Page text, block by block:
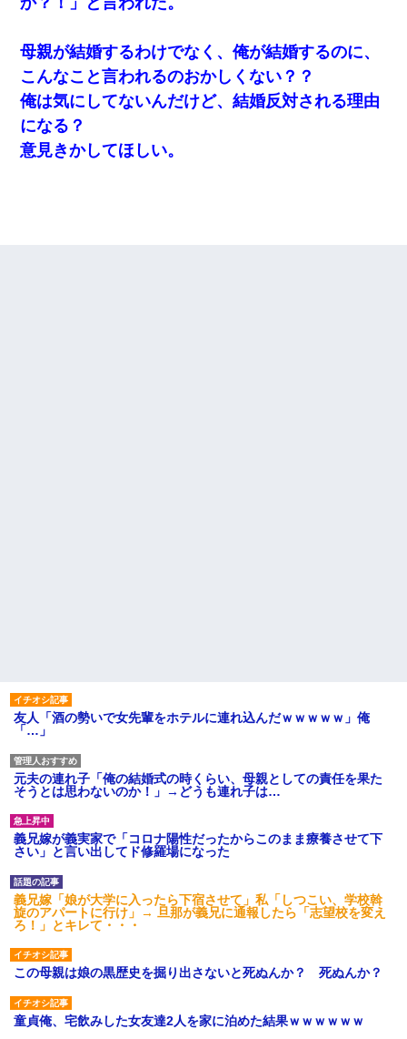
母親が結婚するわけでなく、俺が結婚するのに、
こんなこと言われるのおかしくない？？
俺は気にしてないんだけど、結婚反対される理由
になる？
意見きかしてほしい。
友人「酒の勢いで女先輩をホテルに連れ込んだｗｗｗｗｗ」俺
「…」
元夫の連れ子「俺の結婚式の時くらい、母親としての責任を果た
そうとは思わないのか！」→どうも連れ子は…
義兄嫁が義実家で「コロナ陽性だったからこのまま療養させて下
さい」と言い出してド修羅場になった
義兄嫁「娘が大学に入ったら下宿させて」私「しつこい、学校斡
旋のアパートに行け」→ 旦那が義兄に通報したら「志望校を変え
ろ！」とキレて・・・
この母親は娘の黒歴史を掘り出さないと死ぬんか？ 死ぬんか？
童貞俺、宅飲みした女友達2人を家に泊めた結果ｗｗｗｗｗｗ